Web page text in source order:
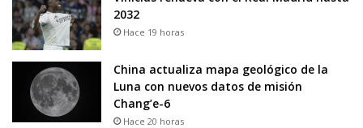
2032
Hace 19 horas
China actualiza mapa geológico de la
Luna con nuevos datos de misión
Chang’e-6
Hace 20 horas